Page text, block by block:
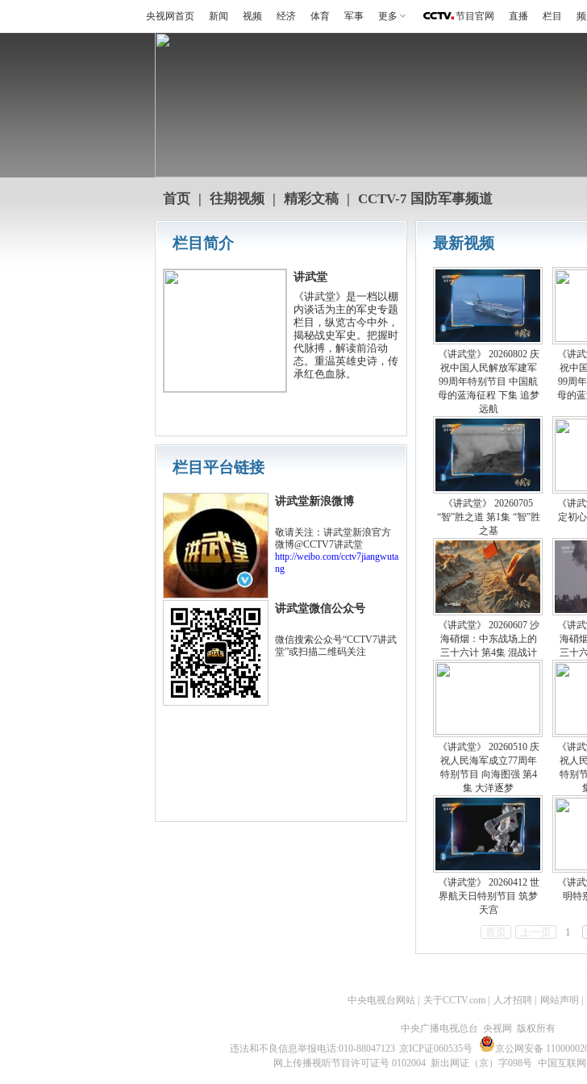
央视网首页 新闻 视频 经济 体育 军事 更多 节目官网 直播 栏目
首页 | 往期视频 | 精彩文稿 | CCTV-7 国防军事频道
栏目简介
讲武堂
《讲武堂》是一档以棚
内谈话为主的军史专题
栏目，纵览古今中外，
揭秘战史军史。把握时
代脉搏，解读前沿动
态。重温英雄史诗，传
承红色血脉。
栏目平台链接
讲武堂新浪微博
敬请关注：讲武堂新浪官方
微博@CCTV7讲武堂
http://weibo.com/cctv7jiangwuta
ng
讲武堂微信公众号
微信搜索公众号“CCTV7讲武
堂”或扫描二维码关注
最新视频
《讲武堂》 20260802 庆
祝中国人民解放军建军
99周年特别节目 中国航
母的蓝海征程 下集 追梦
远航
《讲
祝中
99周
母的
《讲武堂》 20260705
“智”胜之道 第1集 “智”胜
之基
《讲
定初
《讲武堂》 20260607 沙
海硝烟：中东战场上的
三十六计 第4集 混战计
《讲
海硝
三十
《讲武堂》 20260510 庆
祝人民海军成立77周年
特别节目 向海图强 第4
集 大洋逐梦
《讲
祝人
特别
《讲武堂》 20260412 世
界航天日特别节目 筑梦
天宫
《讲
明特
首页 上一页 1
中央电视台网站 关于CCTV.com 人才招聘 网站声明
中央广播电视总台 央视网 版权所有
违法和不良信息举报电话:010-88047123 京ICP证060535号 京公网安备
网上传播视听节目许可证号 0102004 新出网证（京）字098号 中国互联